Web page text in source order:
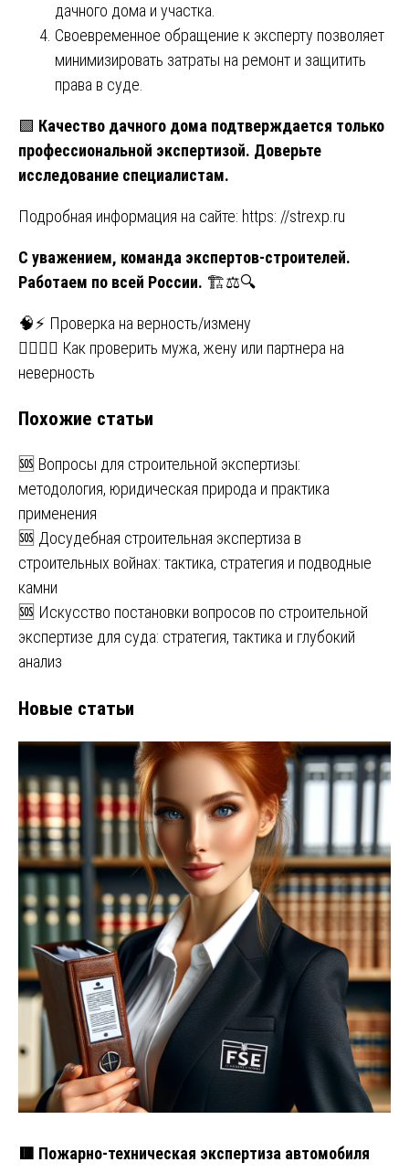
дачного дома и участка.
Своевременное обращение к эксперту позволяет
минимизировать затраты на ремонт и защитить
права в суде.
🟩 Качество дачного дома подтверждается только
профессиональной экспертизой. Доверьте
исследование специалистам.
Подробная информация на сайте: https: //strexp.ru
С уважением, команда экспертов-строителей.
Работаем по всей России. 🏗️⚖️🔍
Навигация
по
🧠⚡ Проверка на верность/измену
🕵️‍♂️🧪🔬 Как проверить мужа, жену или партнера на
неверность
Похожие статьи
🆘 Вопросы для строительной экспертизы:
методология, юридическая природа и практика
применения
🆘 Досудебная строительная экспертиза в
строительных войнах: тактика, стратегия и подводные
камни
🆘 Искусство постановки вопросов по строительной
экспертизе для суда: стратегия, тактика и глубокий
анализ
Новые статьи
🟥 Пожарно-техническая экспертиза автомобиля